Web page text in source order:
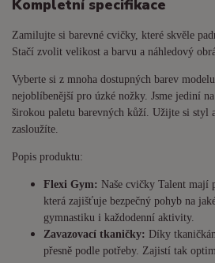
Kompletní specifikace
Zamilujte si barevné cvičky, které skvěle
Stačí zvolit velikost a barvu a náhledový
Vyberte si z mnoha dostupných barev
nejoblíbenější pro úzké nožky. Jsme jediní
širokou paletu barevných kůží. Užijte si styl
zasloužíte.
Popis produktu:
Flexi Gym: Naše cvičky Talent mají
která zajišťuje bezpečný pohyb na
gymnastiku i každodenní aktivity.
Zavazovací tkaničky: Díky
přesně podle potřeby. Zajistí tak